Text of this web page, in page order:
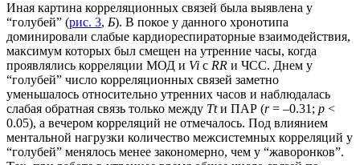
Иная картина корреляционных связей была выявлена у
“голубей” (рис. 3, Б). В покое у данного хронотипа
доминировали слабые кардиореспираторные взаимодействия,
максимум которых был смещен на утренние часы, когда
проявлялись корреляции МОД и Vi с RR и ЧСС. Днем у
“голубей” число корреляционных связей заметно
уменьшалось относительно утренних часов и наблюдалась
слабая обратная связь только между Тtи ПАР (r= –0.31; p <
0.05), а вечером корреляций не отмечалось. Под влиянием
ментальной нагрузки количество межсистемных корреляций у
“голубей” менялось менее закономерно, чем у “жаворонков”.